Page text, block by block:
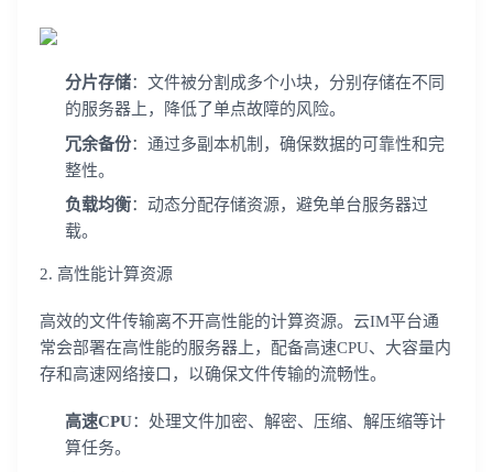
分片存储：文件被分割成多个小块，分别存储在不同
的服务器上，降低了单点故障的风险。
冗余备份：通过多副本机制，确保数据的可靠性和完
整性。
负载均衡：动态分配存储资源，避免单台服务器过
载。
2. 高性能计算资源
高效的文件传输离不开高性能的计算资源。云IM平台通
常会部署在高性能的服务器上，配备高速CPU、大容量内
存和高速网络接口，以确保文件传输的流畅性。
高速CPU：处理文件加密、解密、压缩、解压缩等计
算任务。